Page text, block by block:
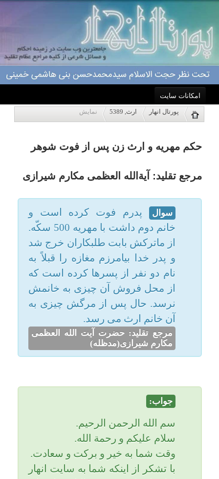
امکانات سایت
خانه
درباره ما
کاربر میهمان
پورتال انهار ارث, 5389 نمایش
مرجع تقلید: آیةالله العظمی مکارم شیرازی
پدرم فوت کرده است و
خانم دوم داشت با مهریه 500 سکّه.
و پدر خدا بیامرزم مغازه را قبلاً به
نام دو نفر از پسرها کرده است که
آن خانم ارث می رسد.
مرجع تقلید: حضرت آیت الله العظمی
مکارم شیرازی(مدظله)
سم الله الرحمن الرحیم.
سلام علیکم و رحمة الله.
وقت شما به خیر و برکت و سعادت.
اطمینان کرده و سوالتان را برای
سایت ارسال کرده اید
اما پاسخ به سوال شرعی شما
بدهی های میت را بدهند و اگر چیزی
باقی مانده بین ورثه تقسیم شود و
مهریه همسر نیز یکی از بدهی های
میّت می باشد.
در هر صورت اگر به قول شما
مغازه اش را به نام فرزندش کرده